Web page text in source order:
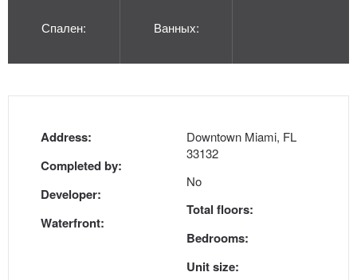
Спален: Ванных:
Address:
Completed by:
Developer:
Waterfront:
Downtown Miami, FL
33132
No
Total floors:
Bedrooms:
Unit size: